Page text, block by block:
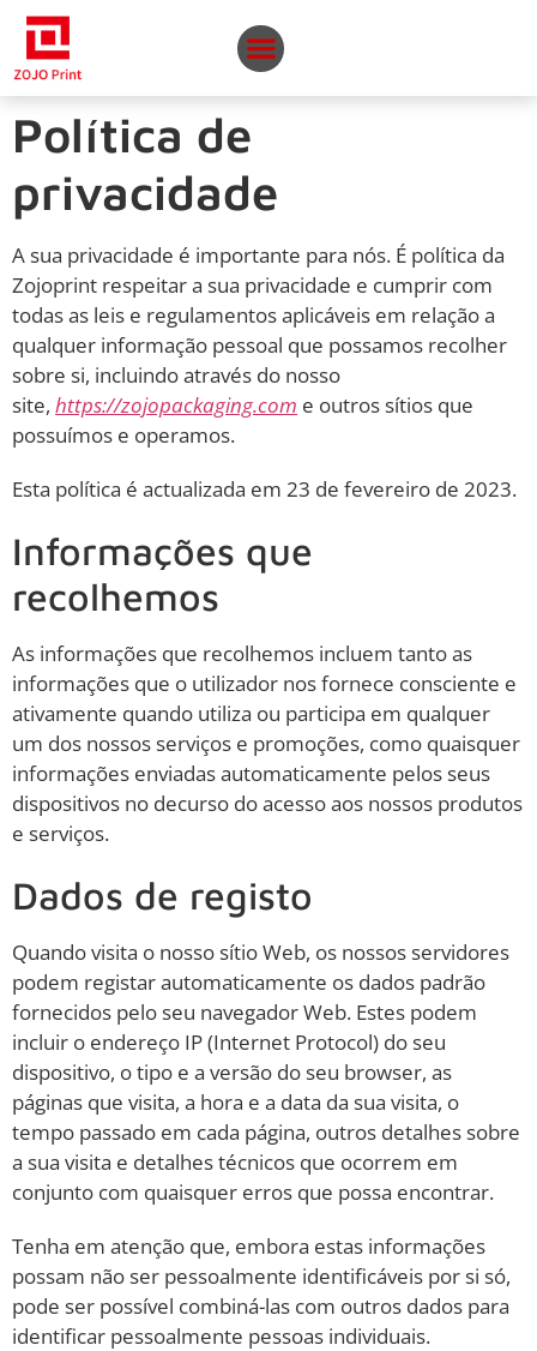
Política de
privacidade
A sua privacidade é importante para nós. É política da
Zojoprint respeitar a sua privacidade e cumprir com
todas as leis e regulamentos aplicáveis em relação a
qualquer informação pessoal que possamos recolher
sobre si, incluindo através do nosso
site, https://zojopackaging.com e outros sítios que
possuímos e operamos.
Esta política é actualizada em 23 de fevereiro de 2023.
Informações que
recolhemos
As informações que recolhemos incluem tanto as
informações que o utilizador nos fornece consciente e
ativamente quando utiliza ou participa em qualquer
um dos nossos serviços e promoções, como quaisquer
informações enviadas automaticamente pelos seus
dispositivos no decurso do acesso aos nossos produtos
e serviços.
Dados de registo
Quando visita o nosso sítio Web, os nossos servidores
podem registar automaticamente os dados padrão
fornecidos pelo seu navegador Web. Estes podem
incluir o endereço IP (Internet Protocol) do seu
dispositivo, o tipo e a versão do seu browser, as
páginas que visita, a hora e a data da sua visita, o
tempo passado em cada página, outros detalhes sobre
a sua visita e detalhes técnicos que ocorrem em
conjunto com quaisquer erros que possa encontrar.
Tenha em atenção que, embora estas informações
possam não ser pessoalmente identificáveis por si só,
pode ser possível combiná-las com outros dados para
identificar pessoalmente pessoas individuais.